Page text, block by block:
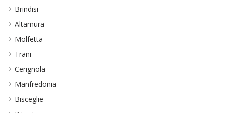
Brindisi
Altamura
Molfetta
Trani
Cerignola
Manfredonia
Bisceglie